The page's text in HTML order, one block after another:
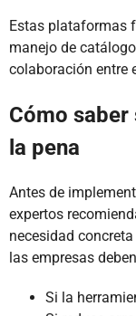
Estas plataformas
manejo de
colaboración entre
Cómo saber
la pena
Antes de
expertos
necesidad
las empresas
Si la